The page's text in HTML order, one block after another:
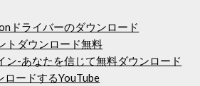
ドライバーのダウンロード
トダウンロード無料
ン-あなたを信じて無料ダウンロード
ロードするYouTube